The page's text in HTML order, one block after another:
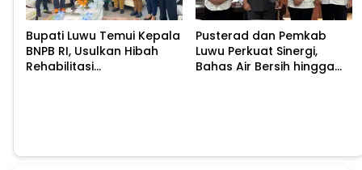
Bupati Luwu Temui Kepala
BNPB RI, Usulkan Hibah
Rehabilitasi
Pusterad dan Pemkab
Luwu Perkuat Sinergi,
Bahas Air Bersih hingga